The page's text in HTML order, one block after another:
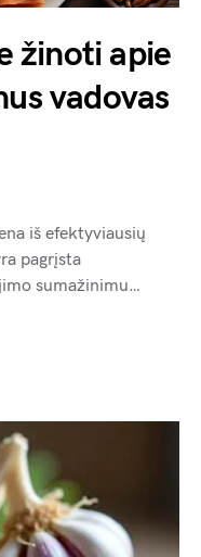
žinoti apie
vadovas
iš efektyviausių
pagrįsta
sumažinimu…